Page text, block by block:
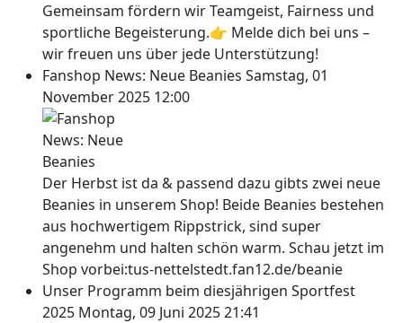
Gemeinsam fördern wir Teamgeist, Fairness und
sportliche Begeisterung.👉 Melde dich bei uns –
wir freuen uns über jede Unterstützung!
Fanshop News: Neue Beanies Samstag, 01
November 2025 12:00
Der Herbst ist da & passend dazu gibts zwei neue
Beanies in unserem Shop! Beide Beanies bestehen
aus hochwertigem Rippstrick, sind super
angenehm und halten schön warm. Schau jetzt im
Shop vorbei:tus-nettelstedt.fan12.de/beanie
Unser Programm beim diesjährigen Sportfest
2025 Montag, 09 Juni 2025 21:41